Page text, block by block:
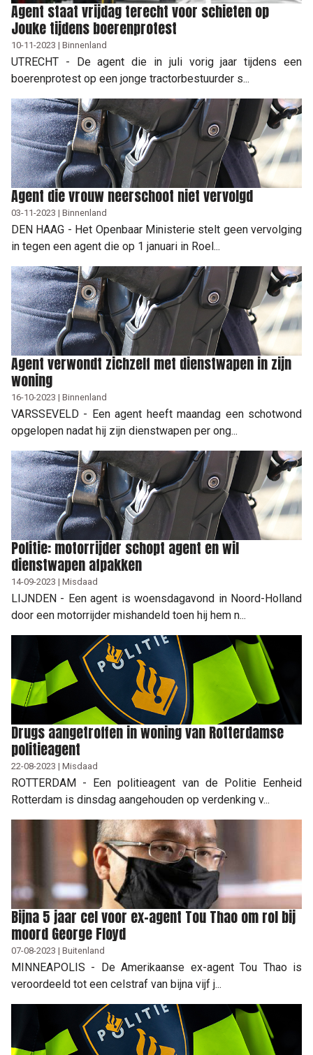
Agent staat vrijdag terecht voor schieten op
Jouke tijdens boerenprotest
10-11-2023 | Binnenland
UTRECHT - De agent die in juli vorig jaar tijdens een
boerenprotest op een jonge tractorbestuurder s...
Agent die vrouw neerschoot niet vervolgd
03-11-2023 | Binnenland
DEN HAAG - Het Openbaar Ministerie stelt geen vervolging
in tegen een agent die op 1 januari in Roel...
Agent verwondt zichzelf met dienstwapen in zijn
woning
16-10-2023 | Binnenland
VARSSEVELD - Een agent heeft maandag een schotwond
opgelopen nadat hij zijn dienstwapen per ong...
Politie: motorrijder schopt agent en wil
dienstwapen afpakken
14-09-2023 | Misdaad
LIJNDEN - Een agent is woensdagavond in Noord-Holland
door een motorrijder mishandeld toen hij hem n...
Drugs aangetroffen in woning van Rotterdamse
politieagent
22-08-2023 | Misdaad
ROTTERDAM - Een politieagent van de Politie Eenheid
Rotterdam is dinsdag aangehouden op verdenking v...
Bijna 5 jaar cel voor ex-agent Tou Thao om rol bij
moord George Floyd
07-08-2023 | Buitenland
MINNEAPOLIS - De Amerikaanse ex-agent Tou Thao is
veroordeeld tot een celstraf van bijna vijf j...